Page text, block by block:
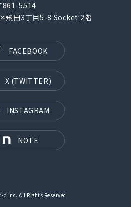
861-5514
飛田3丁目5-8 Socket 2階
FACEBOOK
X (TWITTER)
INSTAGRAM
NOTE
d Inc. All Rights Reserved.